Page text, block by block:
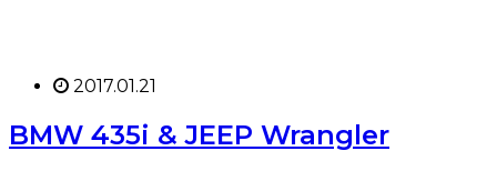
2017.01.21
BMW 435i & JEEP Wrangler